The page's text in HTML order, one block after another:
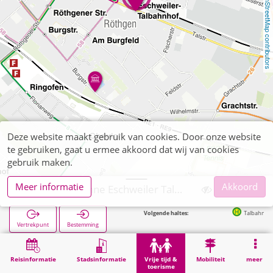
OpenStreetMap contributors
Reisinformatie Stadsinformatie
Vrije tijd &
toerisme
Mobiliteit meer
Vertrekpunt Bestemming
Volgende haltes: Talbahnhof/Raiffeisen-
Vrije tijd & toerisme Bezienswaardigheid Kleinkunstbühne Eschweiler Talbahnhof
Deze website maakt gebruik van cookies. Door onze website
te gebruiken, gaat u ermee akkoord dat wij van cookies
gebruik maken.
Meer informatie
Akkoord